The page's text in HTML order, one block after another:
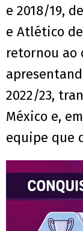
e 2018/19,
e Atlético
retornou ao
2022/23,
México e,
equipe que